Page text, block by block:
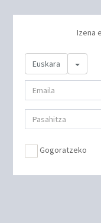
Izena
Euskara
Gogoratzeko